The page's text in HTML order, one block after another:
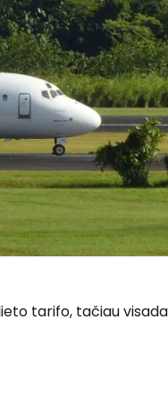
tarifo, tačiau